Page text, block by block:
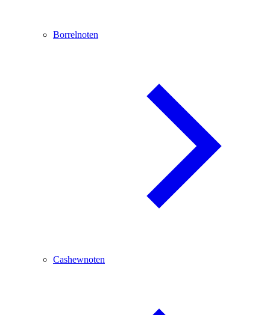
Borrelnoten
Cashewnoten